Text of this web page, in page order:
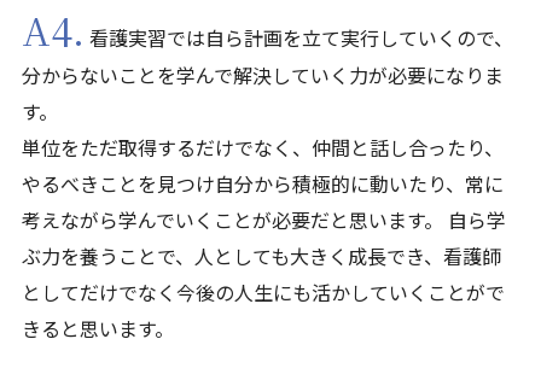
A4. 看護実習では自ら計画を立て実行していくので、
分からないことを学んで解決していく力が必要になりま
す。
単位をただ取得するだけでなく、仲間と話し合ったり、
やるべきことを見つけ自分から積極的に動いたり、常に
考えながら学んでいくことが必要だと思います。 自ら学
ぶ力を養うことで、人としても大きく成長でき、看護師
としてだけでなく今後の人生にも活かしていくことがで
きると思います。